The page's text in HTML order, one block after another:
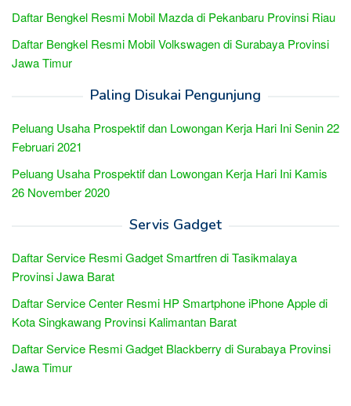
Daftar Bengkel Resmi Mobil Mazda di Pekanbaru Provinsi Riau
Daftar Bengkel Resmi Mobil Volkswagen di Surabaya Provinsi
Jawa Timur
Paling Disukai Pengunjung
Peluang Usaha Prospektif dan Lowongan Kerja Hari Ini Senin 22
Februari 2021
Peluang Usaha Prospektif dan Lowongan Kerja Hari Ini Kamis
26 November 2020
Servis Gadget
Daftar Service Resmi Gadget Smartfren di Tasikmalaya
Provinsi Jawa Barat
Daftar Service Center Resmi HP Smartphone iPhone Apple di
Kota Singkawang Provinsi Kalimantan Barat
Daftar Service Resmi Gadget Blackberry di Surabaya Provinsi
Jawa Timur